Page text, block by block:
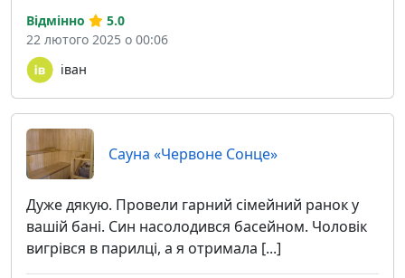
іван
Відмінно
5.0
22 лютого 2025 о 00:06
Сауна «Червоне Сонце»
Дуже дякую. Провели гарний сімейний ранок у
вашій бані. Син насолодився басейном. Чоловік
вигрівся в парилці, а я отримала [...]